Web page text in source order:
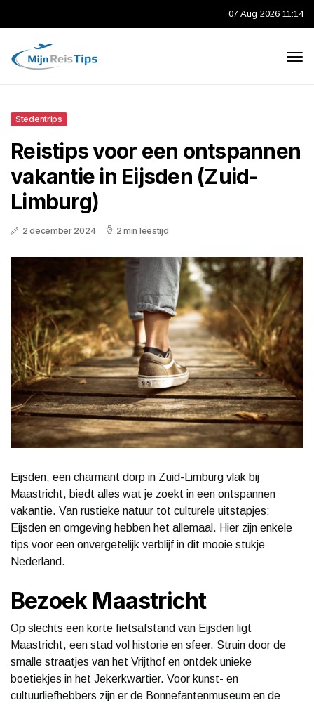
07 Aug 2026 11:14
Stedentrips
Reistips voor een ontspannen
vakantie in Eijsden (Zuid-
Limburg)
2 december 2024 2 min leestijd
Eijsden, een charmant dorp in Zuid-Limburg vlak bij
Maastricht, biedt alles wat je zoekt in een ontspannen
vakantie. Van rustieke natuur tot culturele uitstapjes:
Eijsden en omgeving hebben het allemaal. Hier zijn enkele
tips voor een onvergetelijk verblijf in dit mooie stukje
Nederland.
Bezoek Maastricht
Op slechts een korte fietsafstand van Eijsden ligt
Maastricht, een stad vol historie en sfeer. Struin door de
smalle straatjes van het Vrijthof en ontdek unieke
boetiekjes in het Jekerkwartier. Voor kunst- en
cultuurliefhebbers zijn er de Bonnefantenmuseum en de